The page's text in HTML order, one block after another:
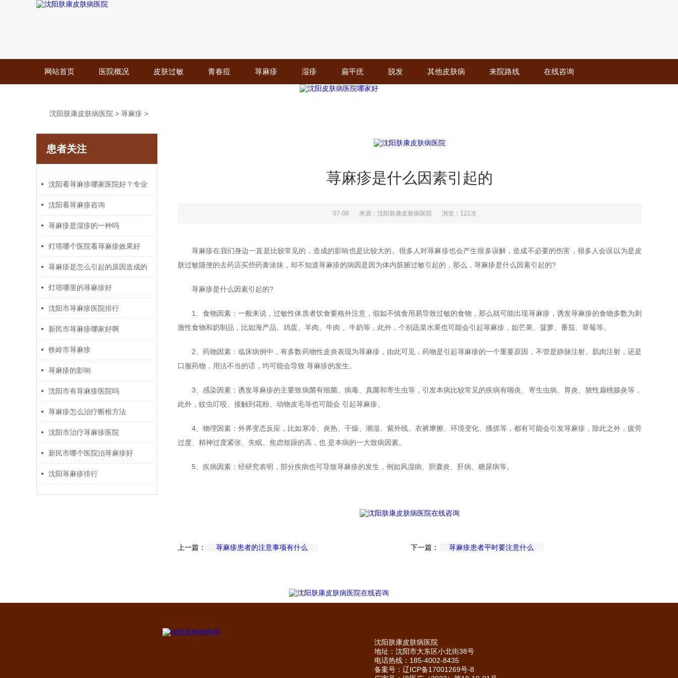
网站首页 医院概况 皮肤过敏 青春痘 荨麻疹 湿疹 扁平疣 脱发 其他皮肤病 来院路线 在线咨询
沈阳肤康皮肤病医院 > 荨麻疹 >
患者关注
沈阳看荨麻疹哪家医院好？专业
推荐与就医指南
沈阳看荨麻疹咨询
荨麻疹是湿疹的一种吗
灯塔哪个医院看荨麻疹效果好
荨麻疹是怎么引起的原因造成的
图片灯塔哪里的荨麻疹好
沈阳市荨麻疹医院排行
新民市荨麻疹哪家好啊
铁岭市荨麻疹
荨麻疹的影响
沈阳市有荨麻疹医院吗
荨麻疹怎么治疗断根方法
沈阳市治疗荨麻疹医院
新民市哪个医院治荨麻疹好
沈阳荨麻疹排行
荨麻疹是什么因素引起的
07-06 来源：沈阳肤康皮肤病医院 浏览：121次
荨麻疹在我们身边一直是比较常见的，造成的影响也是比较大的。很多人对荨麻疹也会产生很多误解，造成不必要的伤害，很多人会误以为是皮
肤过敏随便的去药店买些药膏涂抹，却不知道荨麻疹的病因是因为体内脏腑过敏引起的，那么，荨麻疹是什么因素引起的?
荨麻疹是什么因素引起的?
1、食物因素：一般来说，过敏性体质者饮食要格外注意，假如不慎食用易导致过敏的食物，那么就可能出现荨麻疹，诱发荨麻疹的食物多数为刺
激性食物和奶制品，比如海产品、鸡蛋、羊肉、牛肉 、牛奶等，此外，个别蔬菜水果也可能会引起荨麻疹，如芒果、菠萝、番茄、草莓等。
2、药物因素：临床病例中，有多数药物性皮炎表现为荨麻疹，由此可见，药物是引起荨麻疹的一个重要原因，不管是静脉注射、肌肉注射，还是
口服药物，用法不当的话，均可能会导致 荨麻疹的发生。
3、感染因素：诱发荨麻疹的主要致病菌有细菌、病毒、真菌和寄生虫等，引发本病比较常见的疾病有咽炎、寄生虫病、胃炎、脓性扁桃腺炎等，
此外，蚊虫叮咬、接触到花粉、动物皮毛等也可能会 引起荨麻疹。
4、物理因素：外界变态反应，比如寒冷、炎热、干燥、潮湿、紫外线、衣裤摩擦、环境变化、搔抓等，都有可能会引发荨麻疹，除此之外，疲劳
过度、精神过度紧张、失眠、焦虑烦躁的高，也 是本病的一大致病因素。
5、疾病因素：经研究表明，部分疾病也可导致荨麻疹的发生，例如风湿病、胆囊炎、肝病、糖尿病等。
上一篇： 荨麻疹患者的注意事项有什么 下一篇： 荨麻疹患者平时要注意什么
沈阳肤康皮肤病医院
地址：沈阳市大东区小北街38号
电话热线：185-4002-8435
备案号： 辽ICP备17001269号-8